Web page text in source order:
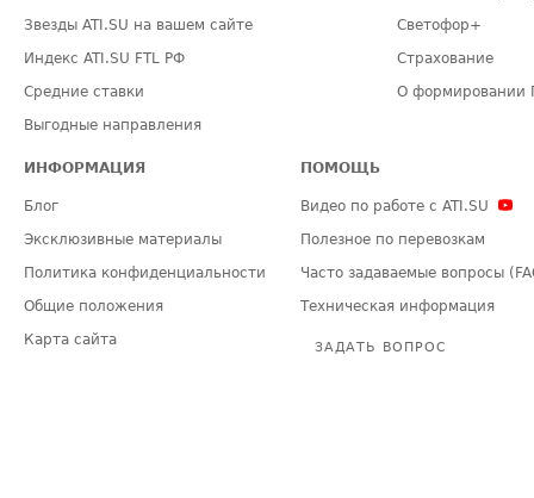
Звезды ATI.SU на вашем сайте
Индекс ATI.SU FTL РФ
Средние ставки
Выгодные направления
Светофор+
Страхование
О формировании
ИНФОРМАЦИЯ
Блог
Эксклюзивные материалы
Политика конфиденциальности
Общие положения
Карта сайта
ПОМОЩЬ
Видео по работе с ATI.SU
Полезное по перевозкам
Часто задаваемые вопросы
Техническая информация
ЗАДАТЬ ВОПРОС